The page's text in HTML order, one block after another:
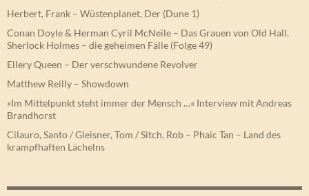
Herbert, Frank – Wüstenplanet, Der (Dune 1)
Conan Doyle & Herman Cyril McNeile – Das Grauen von Old Hall.
Sherlock Holmes – die geheimen Fälle (Folge 49)
Ellery Queen – Der verschwundene Revolver
Matthew Reilly – Showdown
»Im Mittelpunkt steht immer der Mensch …« Interview mit Andreas
Brandhorst
Cilauro, Santo / Gleisner, Tom / Sitch, Rob – Phaic Tan – Land des
krampfhaften Lächelns